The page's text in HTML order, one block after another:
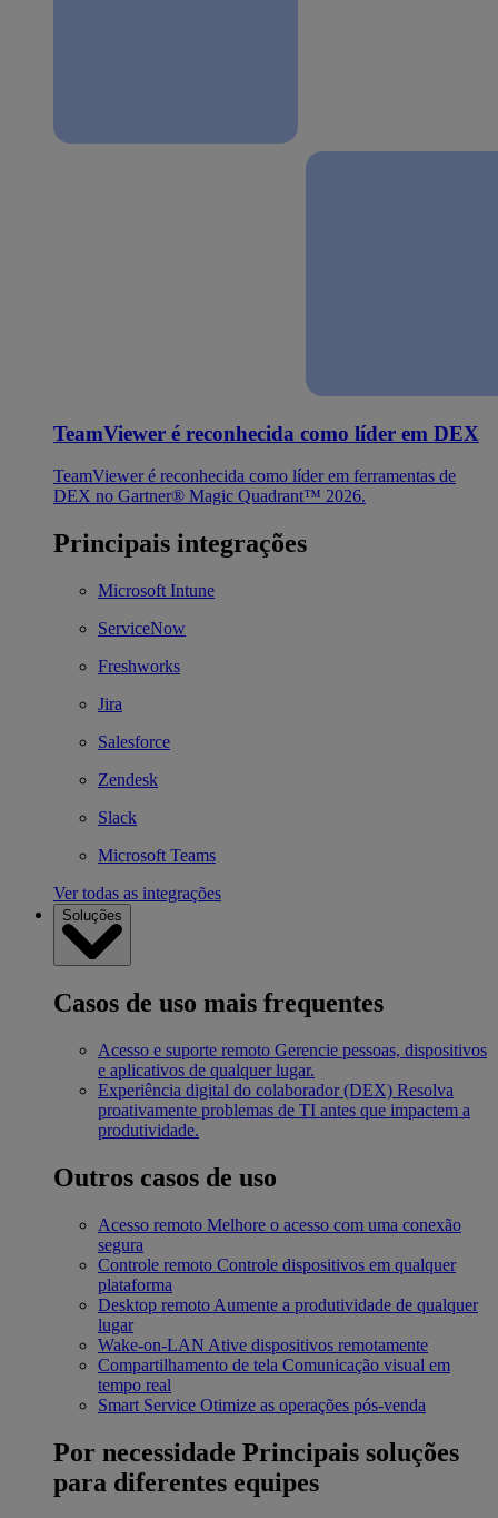
TeamViewer é reconhecida como líder em DEX
TeamViewer é reconhecida como líder em ferramentas de
DEX no Gartner® Magic Quadrant™ 2026.
Principais integrações
Microsoft Intune
ServiceNow
Freshworks
Jira
Salesforce
Zendesk
Slack
Microsoft Teams
Ver todas as integrações
Soluções
Casos de uso mais frequentes
Acesso e suporte remoto Gerencie pessoas, dispositivos
e aplicativos de qualquer lugar.
Experiência digital do colaborador (DEX) Resolva
proativamente problemas de TI antes que impactem a
produtividade.
Outros casos de uso
Acesso remoto Melhore o acesso com uma conexão
segura
Controle remoto Controle dispositivos em qualquer
plataforma
Desktop remoto Aumente a produtividade de qualquer
lugar
Wake-on-LAN Ative dispositivos remotamente
Compartilhamento de tela Comunicação visual em
tempo real
Smart Service Otimize as operações pós-venda
Por necessidade Principais soluções
para diferentes equipes